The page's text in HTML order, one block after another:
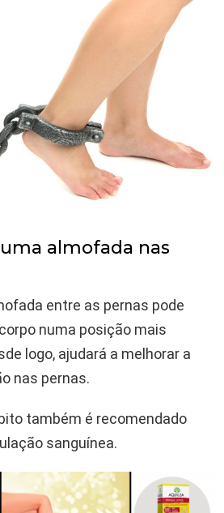
almofada nas
entre as pernas pode
numa posição mais
logo, ajudará a melhorar a
nas pernas.
também é recomendado
sanguínea.